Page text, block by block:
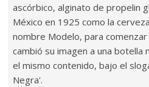
ascórbico, alginato de propelin
México en 1925 como la
nombre Modelo, para
cambió su imagen a una botella
el mismo contenido, bajo el
Negra'.